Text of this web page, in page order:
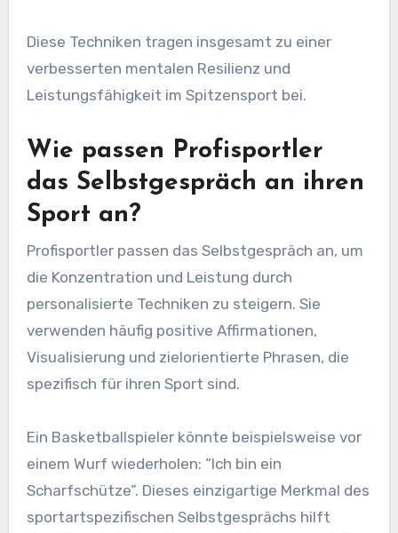
Diese Techniken tragen insgesamt zu einer
verbesserten mentalen Resilienz und
Leistungsfähigkeit im Spitzensport bei.
Wie passen Profisportler
das Selbstgespräch an ihren
Sport an?
Profisportler passen das Selbstgespräch an, um
die Konzentration und Leistung durch
personalisierte Techniken zu steigern. Sie
verwenden häufig positive Affirmationen,
Visualisierung und zielorientierte Phrasen, die
spezifisch für ihren Sport sind.
Ein Basketballspieler könnte beispielsweise vor
einem Wurf wiederholen: “Ich bin ein
Scharfschütze”. Dieses einzigartige Merkmal des
sportartspezifischen Selbstgesprächs hilft